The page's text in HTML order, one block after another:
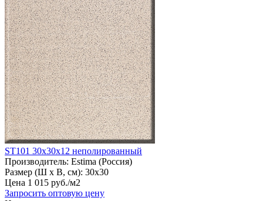
ST101 30х30х12 неполированный
Производитель: Estima (Россия)
Размер (Ш х В, см): 30х30
Цена 1 015 руб./м2
Запросить оптовую цену